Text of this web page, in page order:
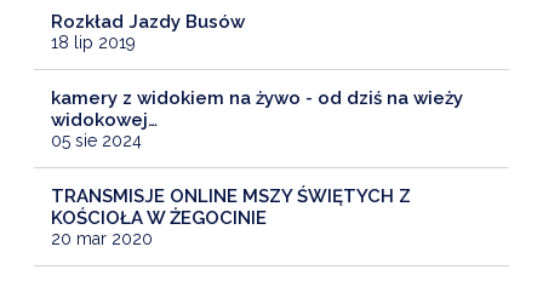
Rozkład Jazdy Busów
18 lip 2019
kamery z widokiem na żywo - od dziś na wieży
widokowej…
05 sie 2024
TRANSMISJE ONLINE MSZY ŚWIĘTYCH Z
KOŚCIOŁA W ŻEGOCINIE
20 mar 2020